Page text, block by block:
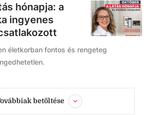
hónapja: a
ingyenes
életkorban fontos és rengeteg
betöltése